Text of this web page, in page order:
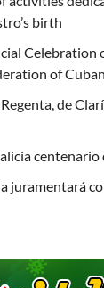
birth
Celebration
of
de
juramentará